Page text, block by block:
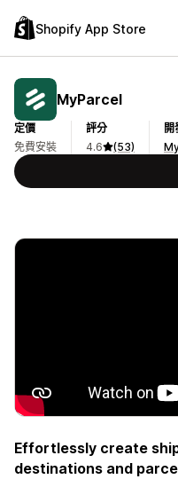
Shopify App Store
MyParcel
定價
免費安裝
評分
4.6
(53)
開
Effortlessly create
destinations and